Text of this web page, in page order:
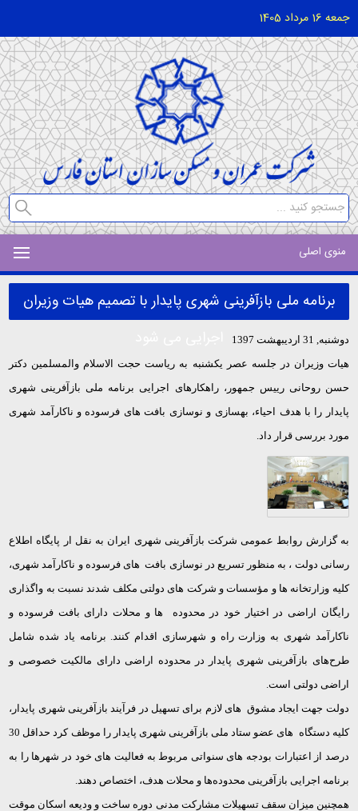
جمعه 16 مرداد 1405
منوی اصلی
برنامه ملی بازآفرینی شهری پایدار با تصمیم هیات وزیران
دوشنبه, 31 ارديبهشت 1397
هیات وزیران در جلسه عصر یکشنبه به ریاست حجت الاسلام والمسلمین دکتر
حسن روحانی رییس جمهور، راهکارهای اجرایی برنامه ملی بازآفرینی شهری
پایدار را با هدف احیاء، بهسازی و نوسازی بافت های فرسوده و ناکارآمد شهری
مورد بررسی قرار داد.
به گزارش روابط عمومی شرکت بازآفرینی شهری ایران به نقل ار پایگاه اطلاع
رسانی دولت ، به منظور تسریع در نوسازی بافت های فرسوده و ناکارآمد شهری،
کلیه وزارتخانه ها و مؤسسات و شرکت های دولتی مکلف شدند نسبت به واگذاری
رایگان اراضی در اختیار خود در محدوده ها و محلات دارای بافت فرسوده و
ناکارآمد شهری به وزارت راه و شهرسازی اقدام کنند. برنامه یاد شده شامل
طرح‌های بازآفرینی شهری پایدار در محدوده اراضی دارای مالکیت خصوصی و
اراضی دولتی است.
دولت جهت ایجاد مشوق های لازم برای تسهیل در فرآیند بازآفرینی شهری پایدار،
کلیه دستگاه های عضو ستاد ملی بازآفرینی شهری پایدار را موظف کرد حداقل 30
درصد از اعتبارات بودجه های سنواتی مربوط به فعالیت­ های خود در شهرها را به
برنامه اجرایی بازآفرینی محدوده‌ها و محلات هدف، اختصاص دهند.
همچنین میزان سقف تسهیلات مشارکت مدنی دوره ساخت و ودیعه اسکان موقت